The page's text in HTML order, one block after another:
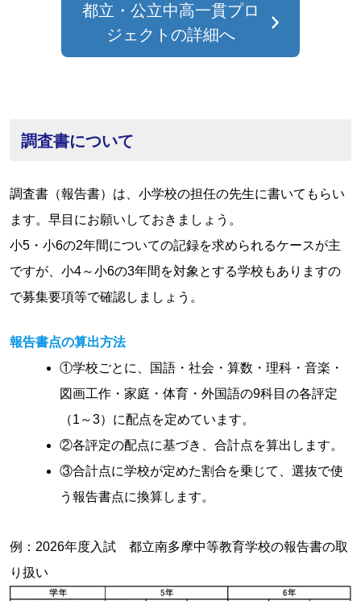
都立・公立中高一貫プロ
ジェクトの詳細へ
調査書について
調査書（報告書）は、小学校の担任の先生に書いてもらい
ます。早目にお願いしておきましょう。
小5・小6の2年間についての記録を求められるケースが主
ですが、小4～小6の3年間を対象とする学校もありますの
で募集要項等で確認しましょう。
報告書点の算出方法
①学校ごとに、国語・社会・算数・理科・音楽・
図画工作・家庭・体育・外国語の9科目の各評定
（1～3）に配点を定めています。
②各評定の配点に基づき、合計点を算出します。
③合計点に学校が定めた割合を乗じて、選抜で使
う報告書点に換算します。
例：2026年度入試 都立南多摩中等教育学校の報告書の取
り扱い